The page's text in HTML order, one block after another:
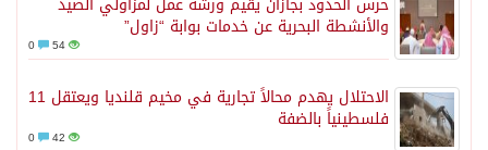
والأنشطة البحرية عن خدمات بوابة “زاول”
54
الاحتلال يهدم محالاً تجارية في مخيم قلنديا ويعتقل 11
فلسطينياً بالضفة
42